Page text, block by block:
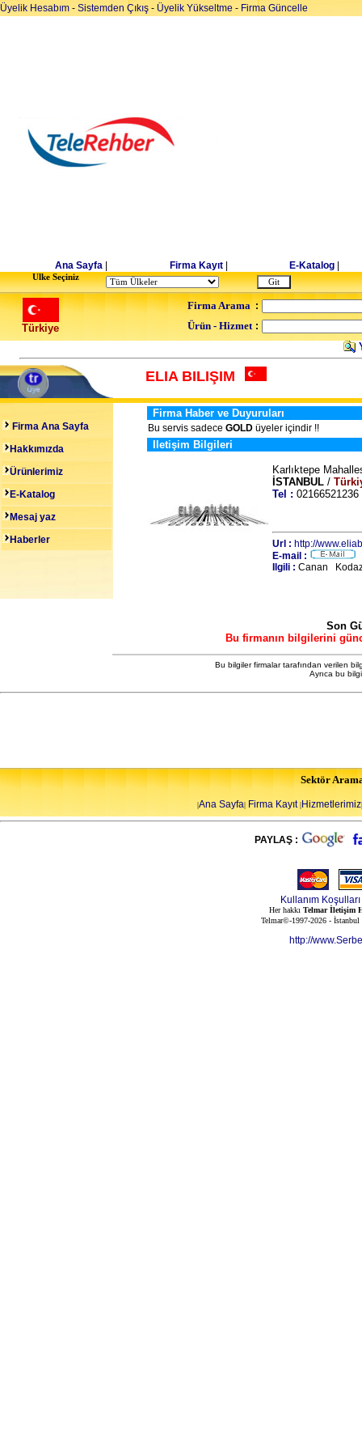
Üyelik Hesabım - Sistemden Çıkış - Üyelik Yükseltme - Firma Güncelle
Ana Sayfa Firma Kayıt E-Katalog|
Ulke Seçiniz
Türkiye
Firma Arama :
Ürün - Hizmet :
ELIA BILIŞIM
Firma Ana Sayfa
Hakkımızda
Ürünlerimiz
E-Katalog
Mesaj yaz
Haberler
Firma Haber ve Duyuruları
Bu servis sadece GOLD üyeler içindir !!
Iletişim Bilgileri
Karlıktepe
İSTANBUL /
Tel :
Url : http://
E-mail :
Ilgili : Canan
Son
Bu firmanın bilgilerini
Bu bilgiler firmalar tarafından verilen
Ayrıca bu
Sektör
|Ana Sayfa| Firma Kayıt|Hizmetlerimiz|
PAYLAŞ :
Kullanım Koşulları
Her hakkı Telmar İletişim
Telmar©-1997-2026 -
http://